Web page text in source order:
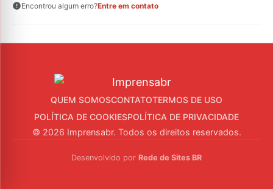
Encontrou algum erro?Entre em contato
QUEM SOMOSCONTATOTERMOS DE USO
POLÍTICA DE COOKIESPOLÍTICA DE PRIVACIDADE
© 2026 Imprensabr. Todos os direitos reservados.
Desenvolvido por Rede de Sites BR